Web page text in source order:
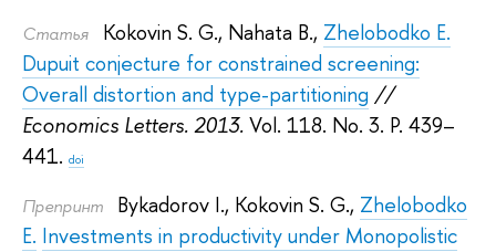
Статья Kokovin S. G., Nahata B., Zhelobodko E.
Dupuit conjecture for constrained screening:
Overall distortion and type-partitioning //
Economics Letters. 2013. Vol. 118. No. 3. P. 439–
441. doi
Препринт Bykadorov I., Kokovin S. G., Zhelobodko
E. Investments in productivity under Monopolistic